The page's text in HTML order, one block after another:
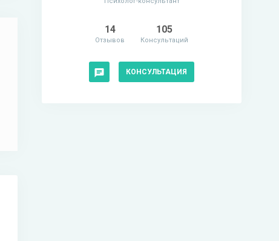
14
Отзывов
105
Консультаций
КОНСУЛЬТАЦИЯ